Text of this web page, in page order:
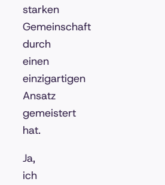
starken
Gemeinschaft
durch
einen
einzigartigen
Ansatz
gemeistert
hat.
Ja,
ich